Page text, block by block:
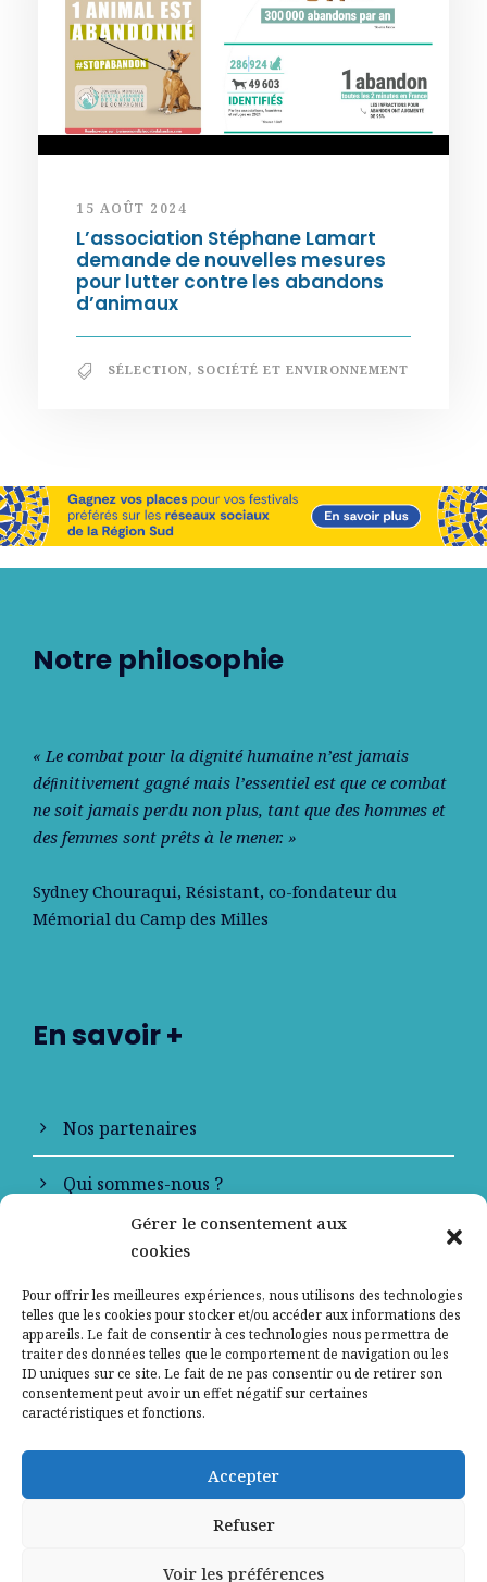
Gérer le consentement aux
cookies
Pour offrir les meilleures expériences, nous utilisons des technologies
telles que les cookies pour stocker et/ou accéder aux informations des
appareils. Le fait de consentir à ces technologies nous permettra de
traiter des données telles que le comportement de navigation ou les
ID uniques sur ce site. Le fait de ne pas consentir ou de retirer son
consentement peut avoir un effet négatif sur certaines
caractéristiques et fonctions.
Accepter
Refuser
Voir les préférences
15 AOÛT 2024
L’association Stéphane Lamart
demande de nouvelles mesures
pour lutter contre les abandons
d’animaux
SÉLECTION, SOCIÉTÉ ET ENVIRONNEMENT
Notre philosophie
« Le combat pour la dignité humaine n’est jamais
déﬁnitivement gagné mais l’essentiel est que ce combat
ne soit jamais perdu non plus, tant que des hommes et
des femmes sont prêts à le mener. »
Sydney Chouraqui, Résistant, co-fondateur du
Mémorial du Camp des Milles
En savoir +
Nos partenaires
Qui sommes-nous ?
Contactez-nous
Mentions légales
Politique de confidentialité